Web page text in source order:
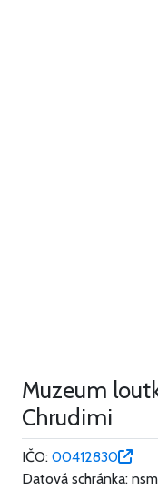
Muzeum
Chrudimi
IČO: 00412830
Datová schránka: